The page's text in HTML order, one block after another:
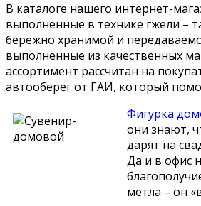
В каталоге нашего интернет-
выполненные в технике гжели –
бережно хранимой и
выполненные из качественных
ассортимент рассчитан на
автооберег от ГАИ, который
Фигурка
они знают,
дарят на
Да и в офис
метла – он